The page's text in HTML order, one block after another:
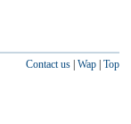
Contact us| Wap| Top